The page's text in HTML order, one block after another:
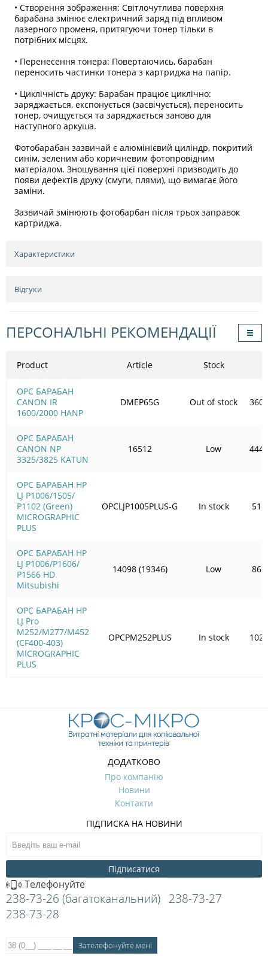
• Створення зображення: Світлочутлива поверхня
барабана змінює електричний заряд під впливом
лазерного променя, притягуючи тонер тільки в
потрібних місцях.
• Перенесення тонера: Повертаючись, барабан
переносить частинки тонера з картриджа на папір.
• Циклічність друку: Барабан працює циклічно:
заряджається, експонується (засвічується), переносить
тонер, очищується та заряджається заново для
наступного аркуша.
Фотобарабан зазвичай є алюмінієвий циліндр, покритий
синім, зеленим або коричневим фотопровідним
матеріалом. Зношування цієї поверхні призводить до
появи дефектів друку (смуги, плями), що вимагає його
заміни.
Зазвичай змінюють фотобарбан після трьох заправок
картриджа.
Характеристики
Відгуки
ПЕРСОНАЛЬНІ РЕКОМЕНДАЦІЇ
Product
OPC БАРАБАН
CANON IR
1600/2000 HANP
OPC БАРАБАН
CANON NP
3325/3825 KATUN
OPC БАРАБАН HP
LJ P1006/1505/
Р1102 (Green)
MICROGRAPHIC
PLUS
OPC БАРАБАН HP
LJ P1006/Р1606/
Р1566 HD
Mitsubishi
OPC БАРАБАН HP
LJ Pro
M252/M277/M452
(CF400-403)
MICROGRAPHIC
PLUS
Article Stock
DMEP65G Out of stock
16512 Low
OPCLJP1005PLUS-G In stock
14098 (19346) Low
OPCPM252PLUS In stock
ДОДАТКОВО
Про компанію
Новини
Контакти
ПІДПИСКА НА НОВИНИ
Підписатися
Телефонуйте
238-73-26 (багатоканальний) 238-73-27
238-73-28